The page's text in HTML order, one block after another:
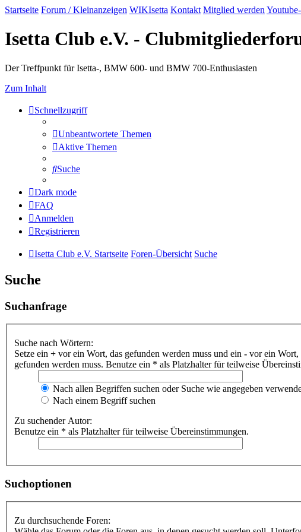
Startseite Forum / Kleinanzeigen WIKIsetta Kontakt Mitglied werden
Isetta Club e.V. -
Der Treffpunkt für Isetta-, BMW 600- und BMW 700-Enthusiasten
Zum Inhalt
Schnellzugriff
Unbeantwortete Themen
Aktive Themen
Suche
Dark mode
FAQ
Anmelden
Registrieren
Isetta Club e.V. Startseite Foren-Übersicht Suche
Suche
Suchanfrage
Suche nach Wörtern:
Setze ein + vor ein Wort, das gefunden werden muss und ein - vor ein Wort,
gefunden werden muss. Benutze ein * als Platzhalter für teilweise
Nach allen Begriffen suchen oder Suche wie angegeben
Nach einem Begriff suchen
Zu suchender Autor:
Benutze ein * als Platzhalter für teilweise Übereinstimmungen.
Suchoptionen
Zu durchsuchende Foren: